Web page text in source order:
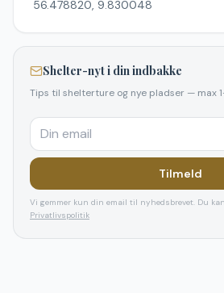
56.478820, 9.830048
Shelter-nyt i din indbakke
Tips til shelterture og nye pladser — max
Tilmeld
Vi gemmer kun din email til nyhedsbrevet. Du
Privatlivspolitik